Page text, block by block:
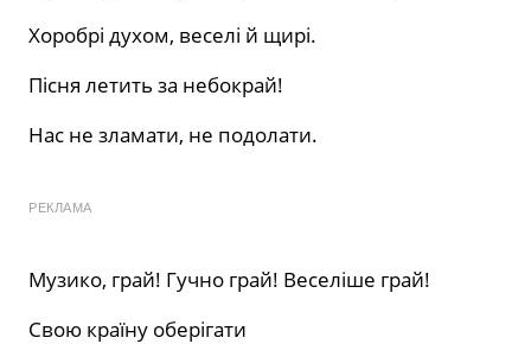
Хоробрі духом, веселі й щирі.
Пісня летить за небокрай!
Нас не зламати, не подолати.
РЕКЛАМА
Музико, грай! Гучно грай! Веселіше грай!
Свою країну оберігати